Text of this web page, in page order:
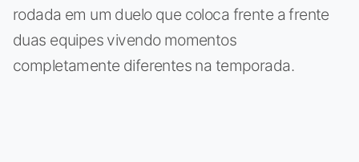
rodada em um duelo que coloca frente a frente
duas equipes vivendo momentos
completamente diferentes na temporada.